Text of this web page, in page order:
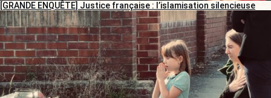
[GRANDE ENQUÊTE] Justice française : l’islamisation silencieuse